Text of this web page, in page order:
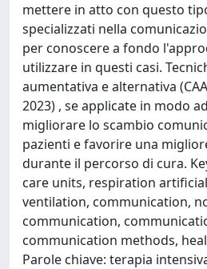
mettere in atto con questo
specializzati nella
per conoscere a fondo
utilizzare in questi casi.
aumentativa e alternativa
2023) , se applicate in modo
migliorare lo scambio
pazienti e favorire una
durante il percorso di cura.
care units, respiration
ventilation, communication,
communication,
communication methods,
Parole chiave: terapia